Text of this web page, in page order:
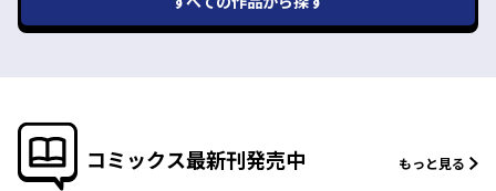
コミックス最新刊発売中 もっと見る